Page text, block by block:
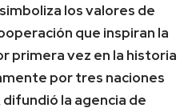
los valores de
que inspiran la
primera vez en la historia
por tres naciones
la agencia de